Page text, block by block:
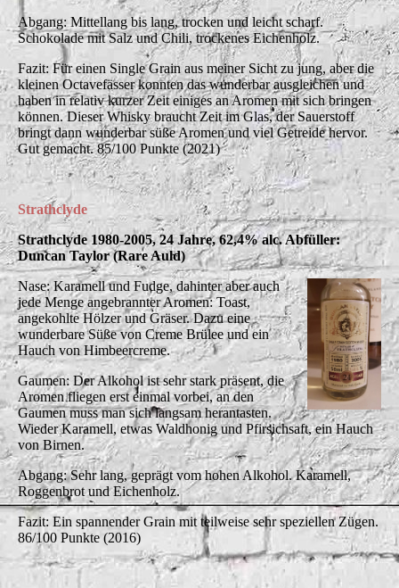
Abgang: Mittellang bis lang, trocken und leicht scharf.
Schokolade mit Salz und Chili, trockenes Eichenholz.
Fazit: Für einen Single Grain aus meiner Sicht zu jung, aber die
kleinen Octavefässer konnten das wunderbar ausgleichen und
haben in relativ kurzer Zeit einiges an Aromen mit sich bringen
können. Dieser Whisky braucht Zeit im Glas, der Sauerstoff
bringt dann wunderbar süße Aromen und viel Getreide hervor.
Gut gemacht. 85/100 Punkte (2021)
Strathclyde
Strathclyde 1980-2005, 24 Jahre, 62,4% alc. Abfüller:
Duncan Taylor (Rare Auld)
Nase: Karamell und Fudge, dahinter aber auch
jede Menge angebrannter Aromen: Toast,
angekohlte Hölzer und Gräser. Dazu eine
wunderbare Süße von Creme Brülee und ein
Hauch von Himbeercreme.
Gaumen: Der Alkohol ist sehr stark präsent, die
Aromen fliegen erst einmal vorbei, an den
Gaumen muss man sich langsam herantasten.
Wieder Karamell, etwas Waldhonig und Pfirsichsaft, ein Hauch
von Birnen.
Abgang: Sehr lang, geprägt vom hohen Alkohol. Karamell,
Roggenbrot und Eichenholz.
Fazit: Ein spannender Grain mit teilweise sehr speziellen Zügen.
86/100 Punkte (2016)